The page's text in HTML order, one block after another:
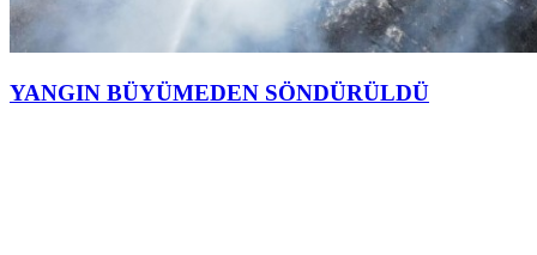
YANGIN BÜYÜMEDEN SÖNDÜRÜLDÜ